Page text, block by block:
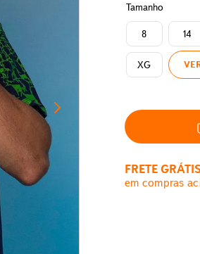
Tamanho
XG
14
8
FRETE
em compras